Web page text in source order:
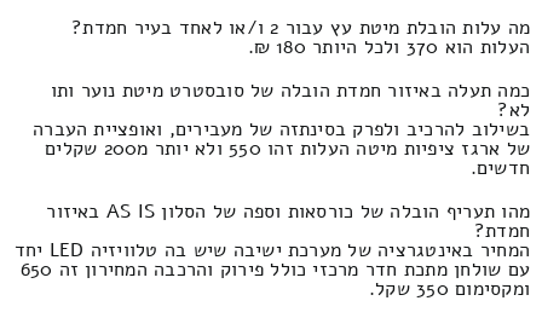
מה עלות הובלת מיטת עץ עבור 2 ו/או לאחד בעיר חמדת?
העלות הוא 370 ולכל היותר 180 ₪.
כמה תעלה באיזור חמדת הובלה של סובסטרט מיטת נוער ותו
לא?
בשילוב להרכיב ולפרק בסינתזה של מעבירים, ואופציית העברה
של ארגז ציפיות מיטה העלות זהו 550 ולא יותר מ200 שקלים
חדשים.
מהו תעריף הובלה של כורסאות וספה של הסלון AS IS באיזור
חמדת?
המחיר באינטגרציה של מערכת ישיבה שיש בה טלוויזיה LED יחד
עם שולחן מתכת חדר מרכזי כולל פירוק והרכבה המחירון זה 650
ומקסימום 350 שקל.